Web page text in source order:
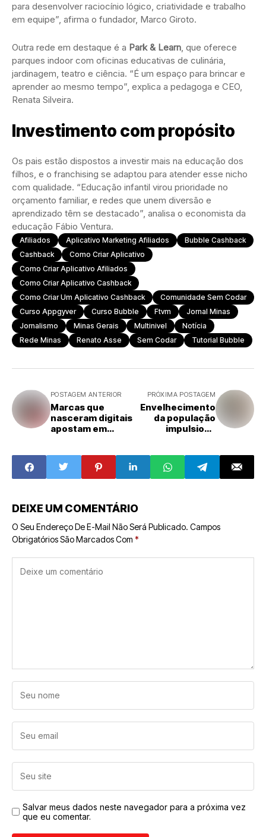
para desenvolver raciocínio lógico, criatividade e trabalho
em equipe”, afirma o fundador, Marco Giroto.
Outra rede em destaque é a Park & Learn, que oferece
parques indoor com oficinas educativas de culinária,
jardinagem, teatro e ciência. “É um espaço para brincar e
aprender ao mesmo tempo”, explica a pedagoga e CEO,
Renata Silveira.
Investimento com propósito
Os pais estão dispostos a investir mais na educação dos
filhos, e o franchising se adaptou para atender esse nicho
com qualidade. “Educação infantil virou prioridade no
orçamento familiar, e redes que unem diversão e
aprendizado têm se destacado”, analisa o economista da
educação Fábio Ventura.
Afiliados Aplicativo Marketing Afiliados
Bubble Cashback
Cashback
Como Criar Aplicativo
Como Criar Aplicativo Afiliados
Como Criar Aplicativo Cashback
Como Criar Um Aplicativo Cashback
Comunidade Sem Codar
Curso Appgyver
Curso Bubble Ftvm
Jornal Minas
Jornalismo
Minas Gerais Multinivel
Notícia
Rede Minas
Renato Asse Sem Codar Tutorial Bubble
POSTAGEM ANTERIOR
Marcas que
nasceram digitais
apostam em
experiência do
consumidor
PRÓXIMA POSTAGEM
Envelhecimento
da população
impulsiona
terceira idade
DEIXE UM COMENTÁRIO
O Seu Endereço De E-Mail Não Será Publicado. Campos
Obrigatórios São Marcados Com *
Salvar meus dados neste navegador para a próxima vez
que eu comentar.